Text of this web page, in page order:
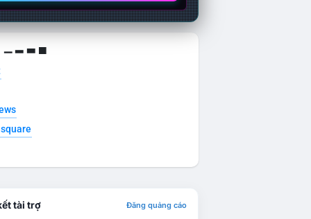
▁ ▂ ▃ ▄
tài trợ Đăng quảng cáo